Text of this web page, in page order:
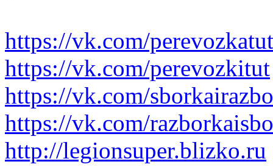
https://vk.com/perevozkatut
https://vk.com/perevozkitut
https://vk.com/
https://vk.com/
http://legionsuper.blizko.ru